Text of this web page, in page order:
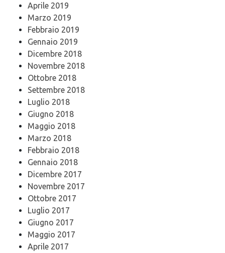
Aprile 2019
Marzo 2019
Febbraio 2019
Gennaio 2019
Dicembre 2018
Novembre 2018
Ottobre 2018
Settembre 2018
Luglio 2018
Giugno 2018
Maggio 2018
Marzo 2018
Febbraio 2018
Gennaio 2018
Dicembre 2017
Novembre 2017
Ottobre 2017
Luglio 2017
Giugno 2017
Maggio 2017
Aprile 2017